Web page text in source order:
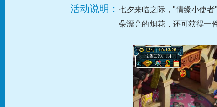
活动说明： 七夕来临之际，"情缘小使
朵漂亮的烟花，还可获得一